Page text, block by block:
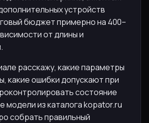
устройств
бюджет примерно на 400–
от длины и
расскажу, какие параметры
какие ошибки допускают при
состояние
модели из каталога kopator.ru
собрать правильный